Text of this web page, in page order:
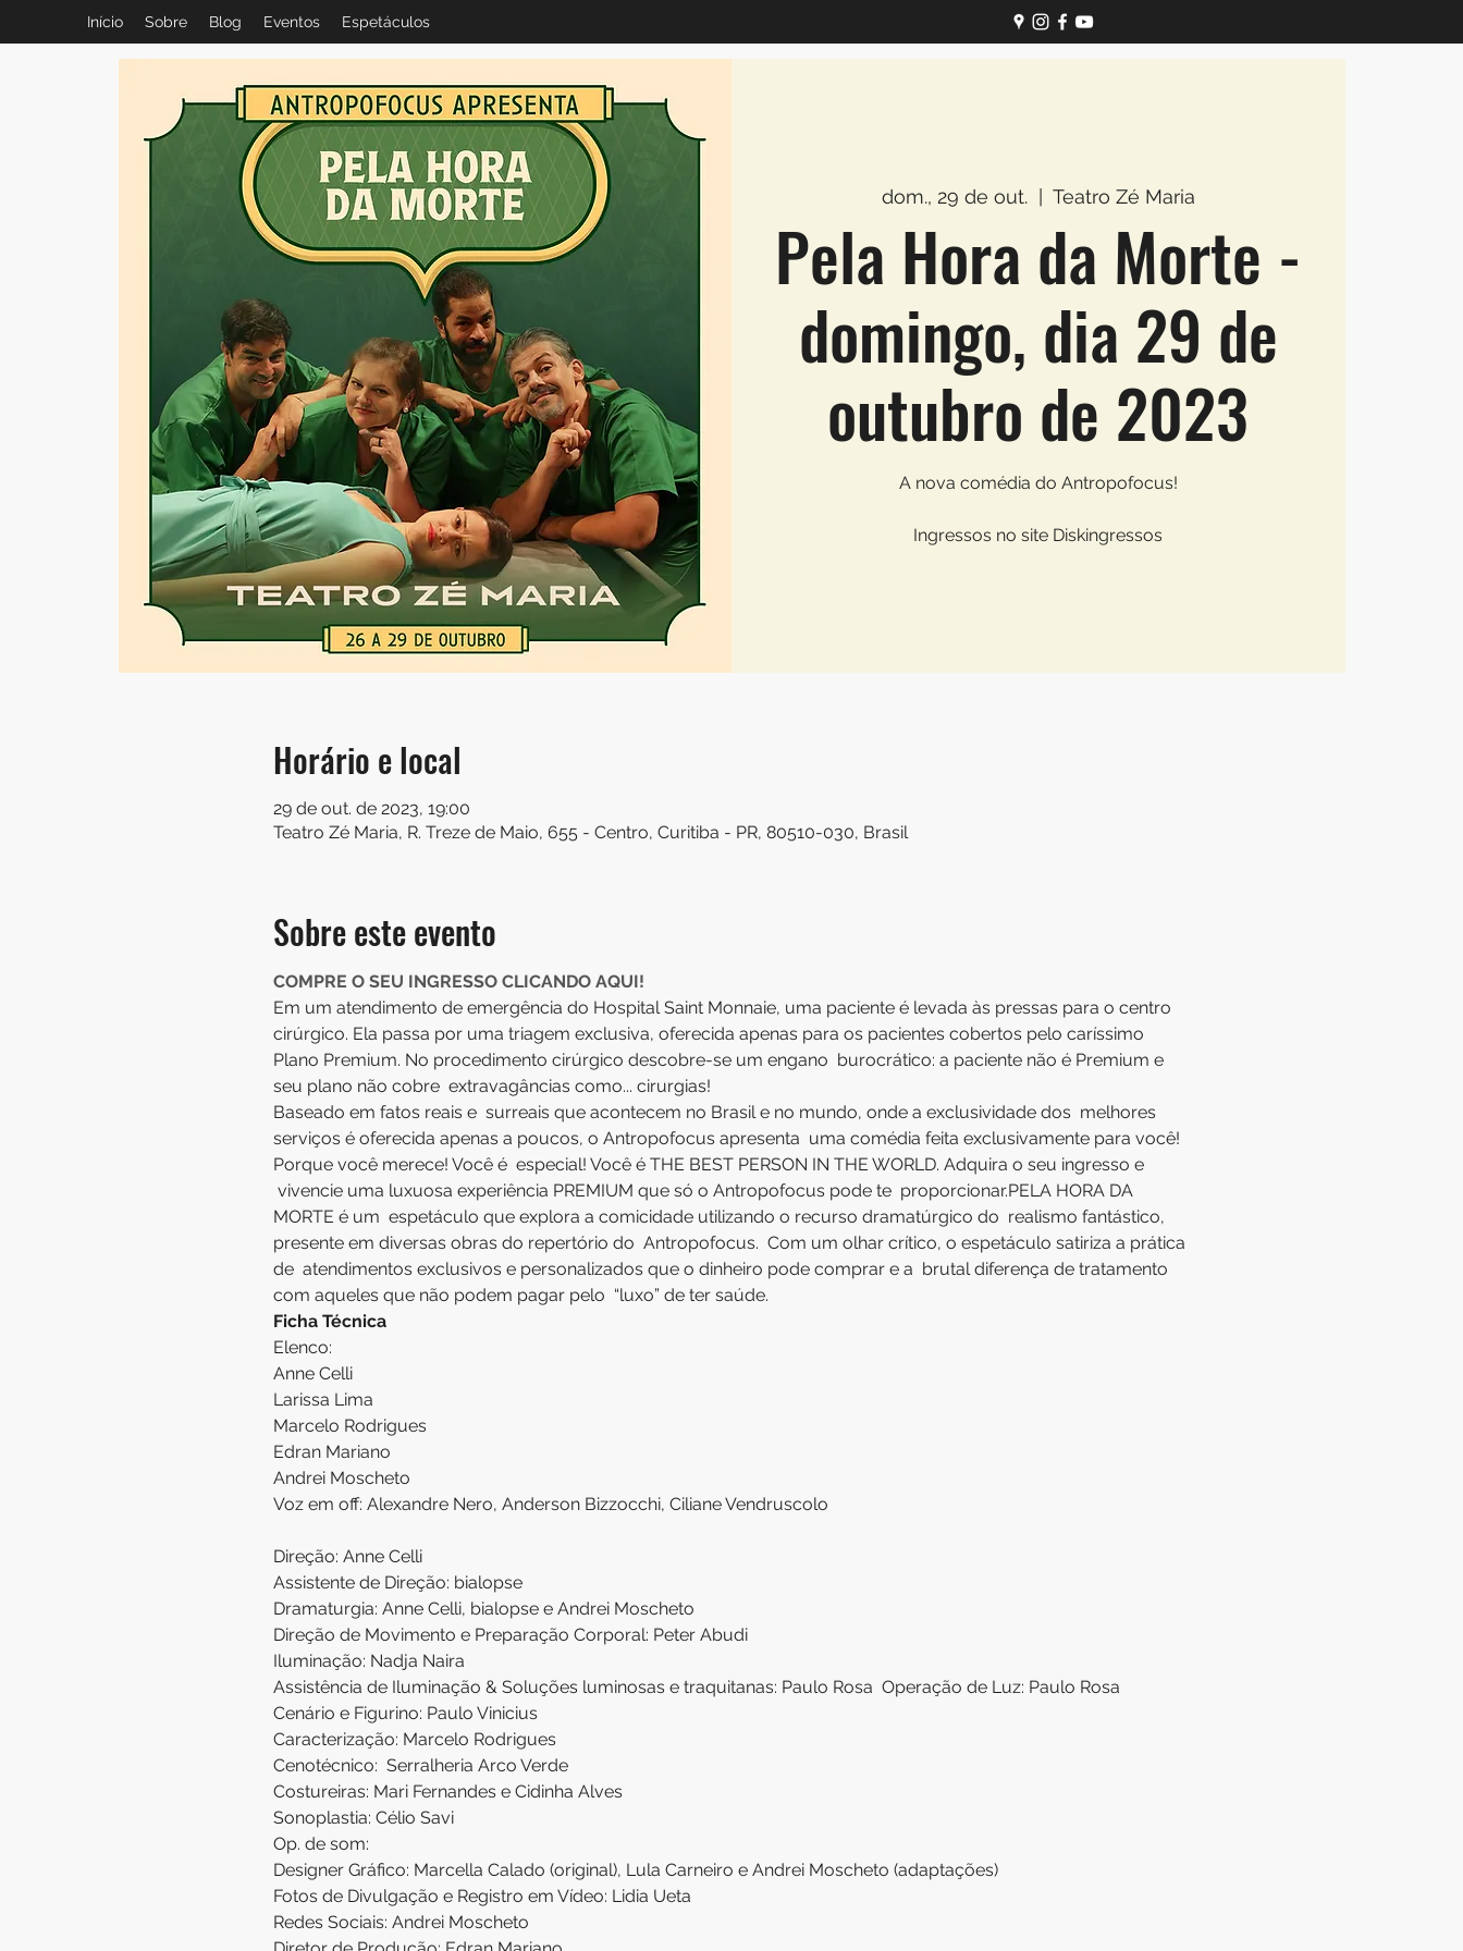
Início Sobre Blog Eventos Espetáculos
dom., 29 de out.
  |
Teatro Zé Maria
Pela Hora da Morte -
domingo, dia 29 de
outubro de 2023
A nova comédia do Antropofocus!
Ingressos no site Diskingressos
Horário e local
29 de out. de 2023, 19:00
Teatro Zé Maria, R. Treze de Maio, 655 - Centro, Curitiba - PR, 80510-030, Brasil
Sobre este evento
COMPRE O SEU INGRESSO CLICANDO AQUI!
Em um atendimento de emergência do Hospital Saint Monnaie, uma paciente é levada às pressas para o centro
cirúrgico. Ela passa por uma triagem exclusiva, oferecida apenas para os pacientes cobertos pelo caríssimo
Plano Premium. No procedimento cirúrgico descobre-se um engano  burocrático: a paciente não é Premium e
seu plano não cobre  extravagâncias como... cirurgias!
Baseado em fatos reais e  surreais que acontecem no Brasil e no mundo, onde a exclusividade dos  melhores
serviços é oferecida apenas a poucos, o Antropofocus apresenta  uma comédia feita exclusivamente para você!
Porque você merece! Você é  especial! Você é THE BEST PERSON IN THE WORLD. Adquira o seu ingresso e
vivencie uma luxuosa experiência PREMIUM que só o Antropofocus pode te  proporcionar.PELA HORA DA
MORTE é um  espetáculo que explora a comicidade utilizando o recurso dramatúrgico do  realismo fantástico,
presente em diversas obras do repertório do  Antropofocus.  Com um olhar crítico, o espetáculo satiriza a prática
de  atendimentos exclusivos e personalizados que o dinheiro pode comprar e a  brutal diferença de tratamento
com aqueles que não podem pagar pelo  “luxo” de ter saúde.​​
Ficha Técnica
Elenco:
Anne Celli
Larissa Lima
Marcelo Rodrigues
Edran Mariano
Andrei Moscheto
Voz em off: Alexandre Nero, Anderson Bizzocchi, Ciliane Vendruscolo
Direção: Anne Celli
Assistente de Direção: bialopse
Dramaturgia: Anne Celli, bialopse e Andrei Moscheto
Direção de Movimento e Preparação Corporal: Peter Abudi
Iluminação: Nadja Naira
Assistência de Iluminação & Soluções luminosas e traquitanas: Paulo Rosa  Operação de Luz: Paulo Rosa
Cenário e Figurino: Paulo Vinicius
Caracterização: Marcelo Rodrigues
Cenotécnico:  Serralheria Arco Verde
Costureiras: Mari Fernandes e Cidinha Alves
Sonoplastia: Célio Savi
Op. de som:
Designer Gráfico: Marcella Calado (original), Lula Carneiro e Andrei Moscheto (adaptações)
Fotos de Divulgação e Registro em Vídeo: Lidia Ueta
Redes Sociais: Andrei Moscheto